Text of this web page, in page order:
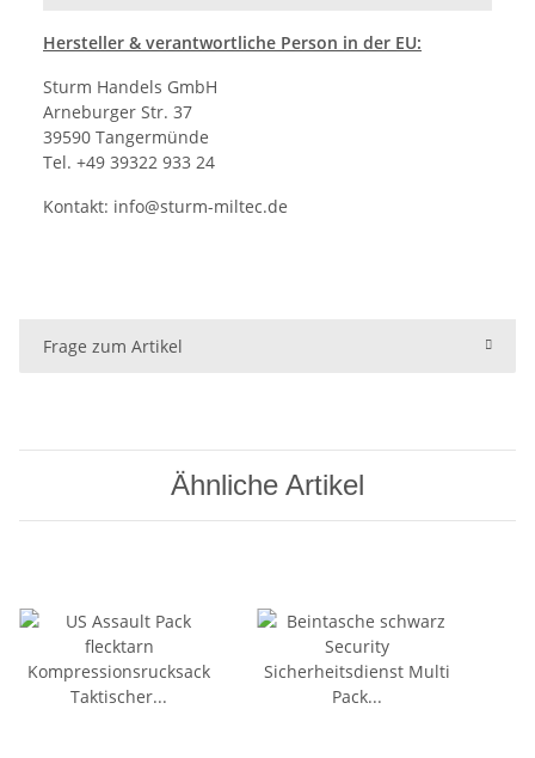
Hersteller & verantwortliche Person in der EU:
Sturm Handels GmbH
Arneburger Str. 37
39590 Tangermünde
Tel. +49 39322 933 24
Kontakt: info@sturm-miltec.de
Frage zum Artikel
Ähnliche Artikel